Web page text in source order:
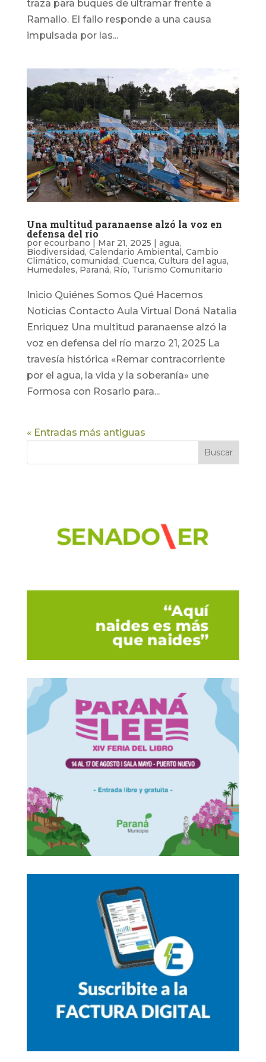
traza para buques de ultramar frente a
Ramallo. El fallo responde a una causa
impulsada por las...
Una multitud paranaense alzó la voz en
defensa del río
por ecourbano Mar 21, 2025 agua,
Biodiversidad, Calendario Ambiental , Cambio
Climático, comunidad, Cuenca, Cultura del agua,
Humedales, Paraná, Río, Turismo Comunitario
Inicio Quiénes Somos Qué Hacemos
Noticias Contacto Aula Virtual Doná Natalia
Enriquez Una multitud paranaense alzó la
voz en defensa del río marzo 21, 2025 La
travesía histórica «Remar contracorriente
por el agua, la vida y la soberanía» une
Formosa con Rosario para...
« Entradas más antiguas
Buscar